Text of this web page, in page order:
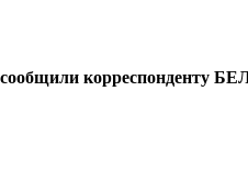
корреспонденту